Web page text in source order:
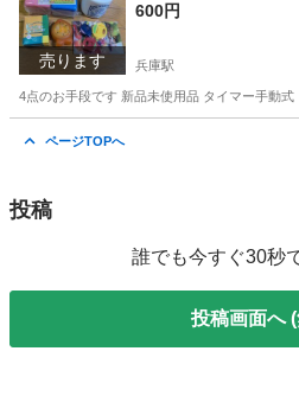
売ります
600円
兵庫駅
4点のお手段です 新品未使用品 タイマー手動
ページTOPへ
投稿
誰でも今すぐ30秒
投稿画面へ